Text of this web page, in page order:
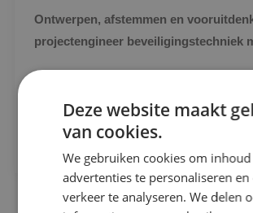
Locatie
Kaatsheuvel
Sprundel
Specialisme
Ontwerpen, afstemmen en
projectengineer beveiligingstechniek
Direct solliciteren
Deze website maakt
van cookies.
We gebruiken cookies om inhoud
advertenties te personaliseren
verkeer te analyseren. We delen